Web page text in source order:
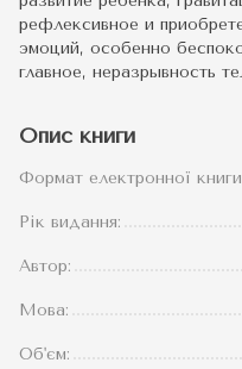
рефлексивное и
эмоций, особенно
главное, неразрывность
Опис книги
Формат електронної
Рік видання:
Автор:
Мова:
Об'єм: